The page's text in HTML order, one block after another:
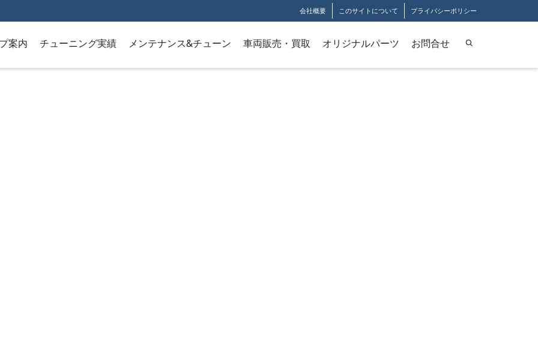
会社概要 このサイトについて プライバシーポリシー
案内 チューニング実績 メンテナンス&チューン 車両販売・買取 オリジナルパーツ お問合せ